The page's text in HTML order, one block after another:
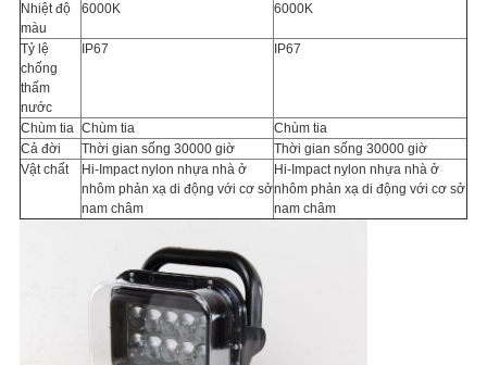
Nhiệt độ
màu
6000K 6000K
Tỷ lệ
chống
thấm
nước
IP67 IP67
Chùm tia Chùm tia
Chùm tia
Cả đời
Thời gian sống 30000 giờ
Thời gian sống 30000 giờ
Vật chất
Hi-Impact nylon nhựa nhà ở
nhôm phản xạ di động với cơ sở
nam châm
Hi-Impact nylon nhựa nhà ở
nhôm phản xạ di động với cơ sở
nam châm